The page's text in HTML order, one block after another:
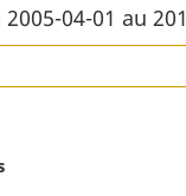
04-01 au